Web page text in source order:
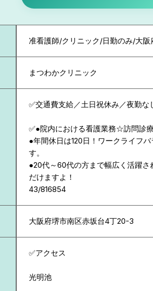
准看護師/クリニック/日勤のみ/大阪
まつわかクリニック
✅交通費支給／土日祝休み／夜勤な
✅●院内における看護業務☆訪問診
●年間休日は120日！ワークライフ
す。
●20代～60代の方まで幅広く活躍
だけますよ！
43/816854
大阪府堺市南区赤坂台4丁20-3
✅アクセス
光明池